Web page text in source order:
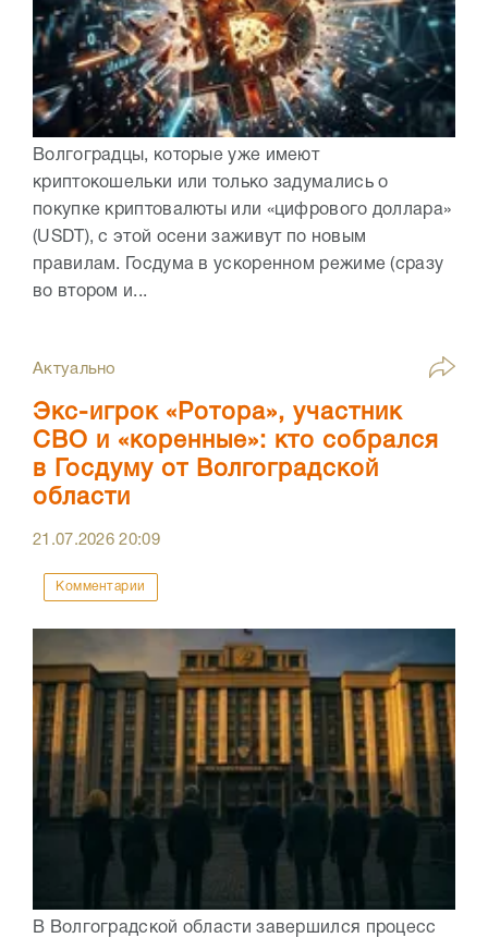
Волгоградцы, которые уже имеют
криптокошельки или только задумались о
покупке криптовалюты или «цифрового доллара»
(USDT), с этой осени заживут по новым
правилам. Госдума в ускоренном режиме (сразу
во втором и...
Актуально
Экс-игрок «Ротора», участник
СВО и «коренные»: кто собрался
в Госдуму от Волгоградской
области
21.07.202620:09
Комментарии
В Волгоградской области завершился процесс